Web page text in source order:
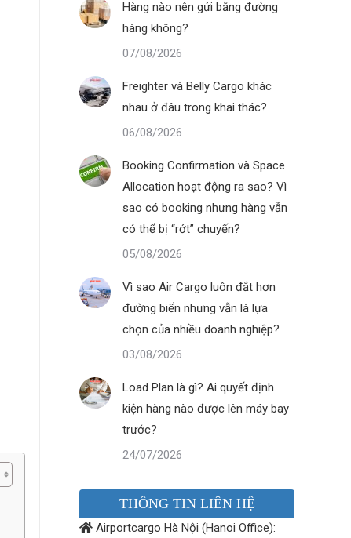
Hàng nào nên gửi bằng đường
hàng không?
07/08/2026
Freighter và Belly Cargo khác
nhau ở đâu trong khai thác?
06/08/2026
Booking Confirmation và Space
Allocation hoạt động ra sao? Vì
sao có booking nhưng hàng vẫn
có thể bị “rớt” chuyến?
05/08/2026
Vì sao Air Cargo luôn đắt hơn
đường biển nhưng vẫn là lựa
chọn của nhiều doanh nghiệp?
03/08/2026
Load Plan là gì? Ai quyết định
kiện hàng nào được lên máy bay
trước?
24/07/2026
THÔNG TIN LIÊN HỆ
Airportcargo Hà Nội (Hanoi Office):